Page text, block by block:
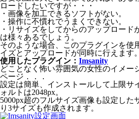
ロードしたいですが・・・
・画像を加工できるソフトがない。
・操作に不慣れでうまくできない。
・リサイズをしてからのアップロー
は様々あるでしょう。
そのような場合、このプラグインを使
イズとアップロードが同時に行えます。
使用したプラグイン： Imsanity
どことなく怖い雰囲気の女性のイメー
ページ．．．
設定は簡単、インストールして上限サ
ォルトは2048px。
5000px超のフルサイズ画像も設定した
り3サイズも作成されます。